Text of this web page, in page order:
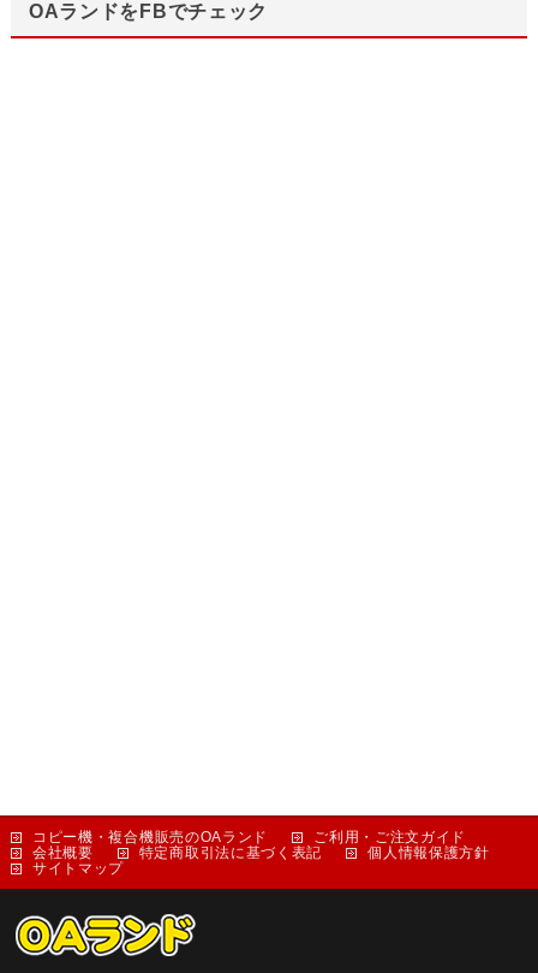
OAランドをFBでチェック
コピー機・複合機販売のOAランド
ご利用・ご注文ガイド
会社概要
特定商取引法に基づく表記
個人情報保護方針
サイトマップ